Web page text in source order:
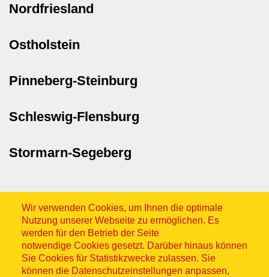
Nordfriesland
Ostholstein
Pinneberg-Steinburg
Schleswig-Flensburg
Stormarn-Segeberg
Wir verwenden Cookies, um Ihnen die optimale
Nutzung unserer Webseite zu ermöglichen. Es
werden für den Betrieb der Seite
notwendige Cookies gesetzt. Darüber hinaus können
Sie Cookies für Statistikzwecke zulassen. Sie
können die Datenschutzeinstellungen anpassen,
Sitemap